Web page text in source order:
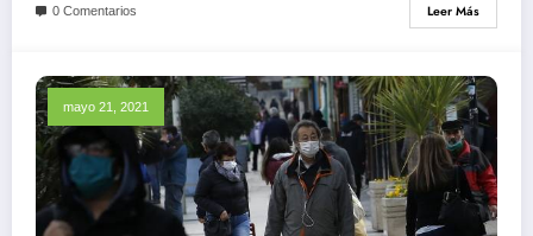
0 Comentarios Leer Más
mayo 21, 2021